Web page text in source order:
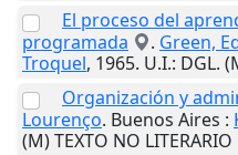
El proceso del
programada
. Green,
Troquel, 1965. U.I.: DGL.
Organización y
Lourenço. Buenos Aires :
(M) TEXTO NO LITERARIO